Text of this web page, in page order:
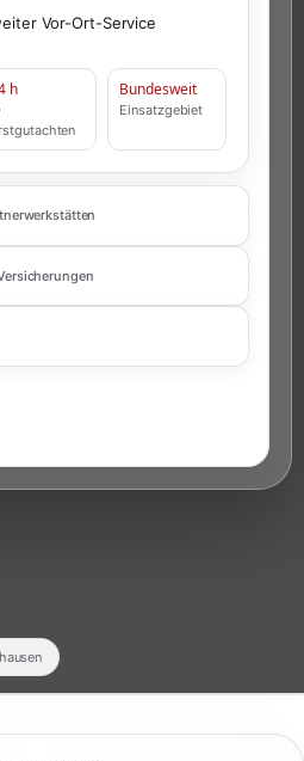
Vor-Ort-Service
h Bundesweit
Einsatzgebiet